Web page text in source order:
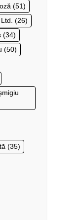
(51)
(26)
(34)
(50)
(35)